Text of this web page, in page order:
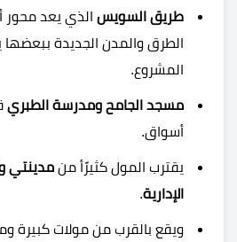
طريق السويس الذي يعد
الطرق والمدن الجديدة
المشروع.
مسجد الجامح ومدرسة الطبري
أسواق.
يقترب المول كثيرًأ من مدينتي
الإدارية.
ويقع بالقرب من مولات كبيرة